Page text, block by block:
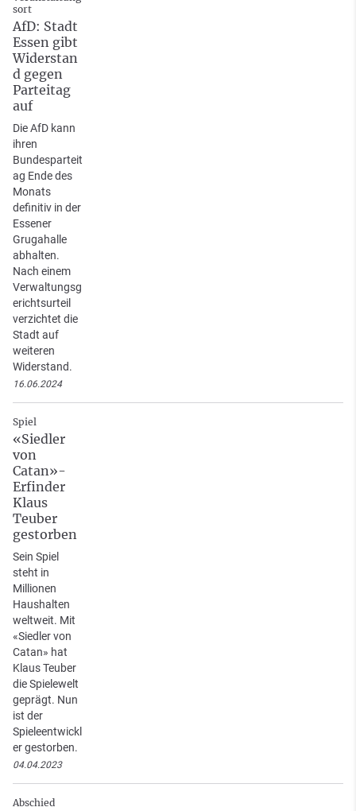
sort
AfD: Stadt
Essen gibt
Widerstan
d gegen
Parteitag
auf
Die AfD kann
ihren
Bundesparteit
ag Ende des
Monats
definitiv in der
Essener
Grugahalle
abhalten.
Nach einem
Verwaltungsg
erichtsurteil
verzichtet die
Stadt auf
weiteren
Widerstand.
16.06.2024
Spiel
«Siedler
von
Catan»-
Erfinder
Klaus
Teuber
gestorben
Sein Spiel
steht in
Millionen
Haushalten
weltweit. Mit
«Siedler von
Catan» hat
Klaus Teuber
die Spielewelt
geprägt. Nun
ist der
Spieleentwickl
er gestorben.
04.04.2023
Abschied